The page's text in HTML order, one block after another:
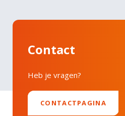
Contact
Heb je vragen?
CONTACTPAGINA